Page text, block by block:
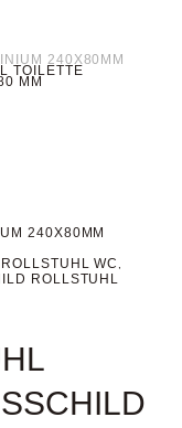
240X80MM
TOILETTE
MM
240X80MM
WC
ROLLSTUHL